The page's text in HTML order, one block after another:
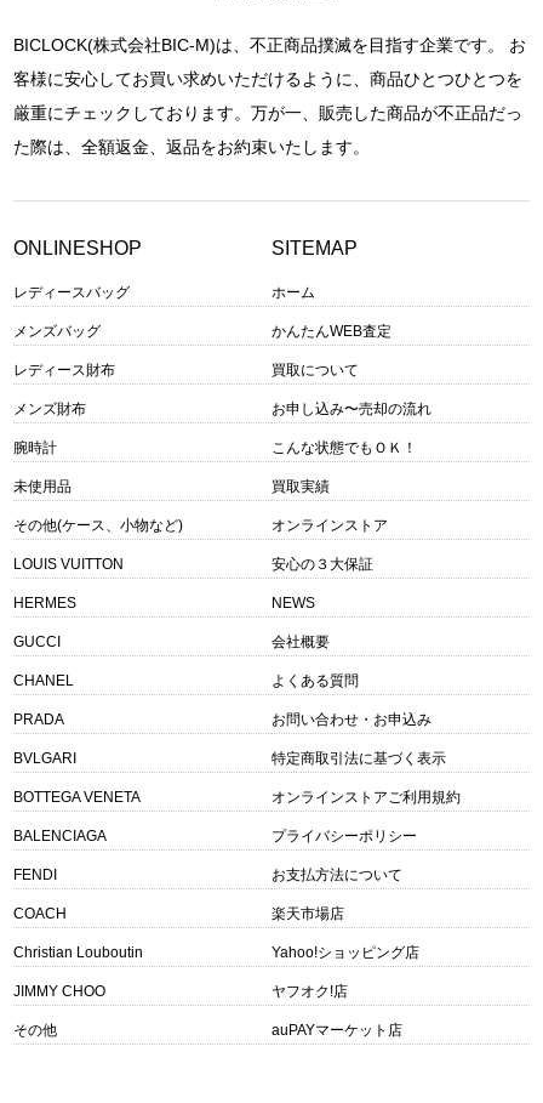
BICLOCK(株式会社BIC-M)は、不正商品撲滅を目指す企業です。 お
客様に安心してお買い求めいただけるように、商品ひとつひとつを
厳重にチェックしております。万が一、販売した商品が不正品だっ
た際は、全額返金、返品をお約束いたします。
ONLINESHOP
レディースバッグ
メンズバッグ
レディース財布
メンズ財布
腕時計
未使用品
その他(ケース、小物など)
LOUIS VUITTON
HERMES
GUCCI
CHANEL
PRADA
BVLGARI
BOTTEGA VENETA
BALENCIAGA
FENDI
COACH
Christian Louboutin
JIMMY CHOO
その他
SITEMAP
ホーム
かんたんWEB査定
買取について
お申し込み〜売却の流れ
こんな状態でもＯＫ！
買取実績
オンラインストア
安心の３大保証
NEWS
会社概要
よくある質問
お問い合わせ・お申込み
特定商取引法に基づく表示
オンラインストアご利用規約
プライバシーポリシー
お支払方法について
楽天市場店
Yahoo!ショッピング店
ヤフオク!店
auPAYマーケット店